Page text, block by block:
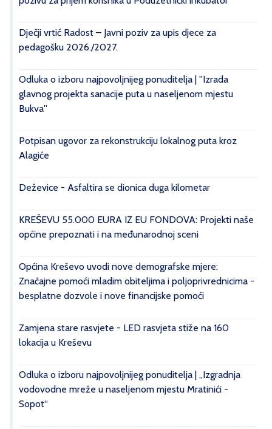
Dječji vrtić Radost – Javni poziv za upis djece za
pedagošku 2026./2027.
Odluka o izboru najpovoljnijeg ponuditelja | ''Izrada
glavnog projekta sanacije puta u naseljenom mjestu
Bukva''
Potpisan ugovor za rekonstrukciju lokalnog puta kroz
Alagiće
Deževice - Asfaltira se dionica duga kilometar
KREŠEVU 55.000 EURA IZ EU FONDOVA: Projekti naše
općine prepoznati i na međunarodnoj sceni
Općina Kreševo uvodi nove demografske mjere:
Značajne pomoći mladim obiteljima i poljoprivrednicima -
besplatne dozvole i nove financijske pomoći
Zamjena stare rasvjete - LED rasvjeta stiže na 160
lokacija u Kreševu
Odluka o izboru najpovoljnijeg ponuditelja | „Izgradnja
vodovodne mreže u naseljenom mjestu Mratinići -
Sopot“